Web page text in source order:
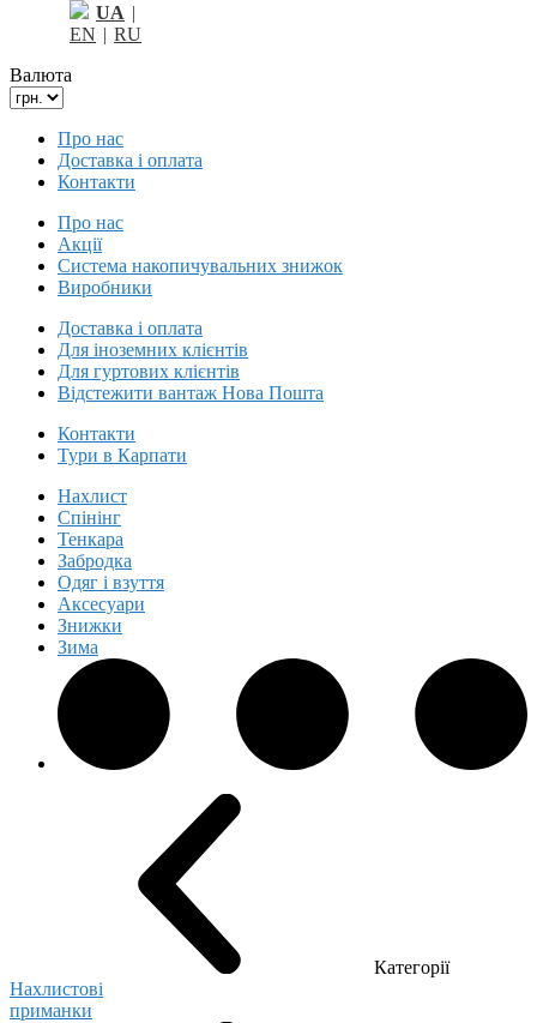
UA |
EN | RU
Валюта
Про нас
Доставка і оплата
Контакти
Про нас
Акції
Система накопичувальних знижок
Виробники
Доставка і оплата
Для іноземних клієнтів
Для гуртових клієнтів
Відстежити вантаж Нова Пошта
Контакти
Тури в Карпати
Нахлист
Спінінг
Тенкара
Забродка
Одяг і взуття
Аксесуари
Знижки
Зима
Категорії
Нахлистові
приманки